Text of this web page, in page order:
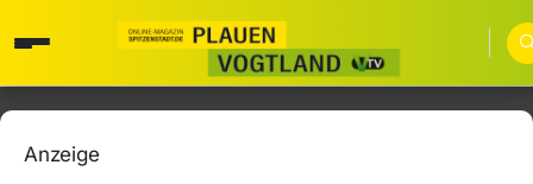
Anzeige